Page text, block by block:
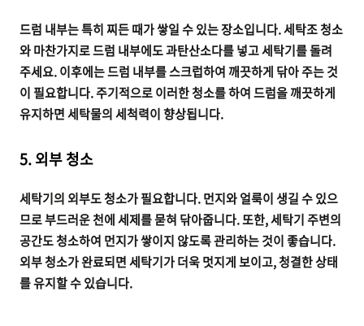
드럼 내부는 특히 찌든 때가 쌓일 수 있는 장소입니다. 세탁조 청소
와 마찬가지로 드럼 내부에도 과탄산소다를 넣고 세탁기를 돌려
주세요. 이후에는 드럼 내부를 스크럽하여 깨끗하게 닦아 주는 것
이 필요합니다. 주기적으로 이러한 청소를 하여 드럼을 깨끗하게
유지하면 세탁물의 세척력이 향상됩니다.
5. 외부 청소
세탁기의 외부도 청소가 필요합니다. 먼지와 얼룩이 생길 수 있으
므로 부드러운 천에 세제를 묻혀 닦아줍니다. 또한, 세탁기 주변의
공간도 청소하여 먼지가 쌓이지 않도록 관리하는 것이 좋습니다.
외부 청소가 완료되면 세탁기가 더욱 멋지게 보이고, 청결한 상태
를 유지할 수 있습니다.